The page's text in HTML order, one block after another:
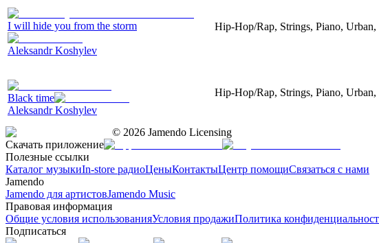
I will hide you from the storm
Aleksandr Koshylev
Hip-Hop/Rap, Strings, Piano, Urban,
Black time
Aleksandr Koshylev
Hip-Hop/Rap, Strings, Piano, Urban,
© 2026 Jamendo Licensing
Скачать приложение
Полезные ссылки
Каталог музыкиIn-store радиоЦеныКонтактыЦентр помощиСвязаться с нами
Jamendo
Jamendo для артистовJamendo Music
Правовая информация
Общие условия использованияУсловия продажиПолитика
Подписаться